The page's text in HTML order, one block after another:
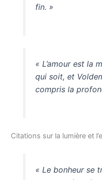
fin. »
« L’amour est la
qui soit, et
compris la
Citations sur la lumière et
« Le bonheur se